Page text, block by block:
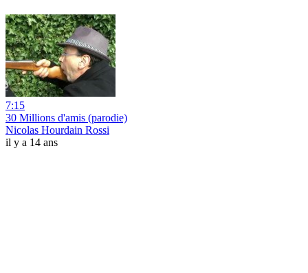
7:15
30 Millions d'amis (parodie)
Nicolas Hourdain Rossi
il y a 14 ans